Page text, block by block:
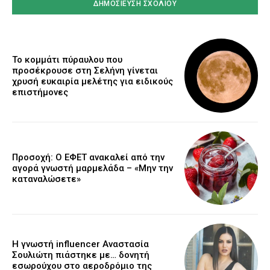
Το κομμάτι πύραυλου που
προσέκρουσε στη Σελήνη γίνεται
χρυσή ευκαιρία μελέτης για ειδικούς
επιστήμονες
Προσοχή: Ο ΕΦΕΤ ανακαλεί από την
αγορά γνωστή μαρμελάδα – «Μην την
καταναλώσετε»
Η γνωστή influencer Αναστασία
Σουλιώτη πιάστηκε με… δονητή
εσωρούχου στο αεροδρόμιο της